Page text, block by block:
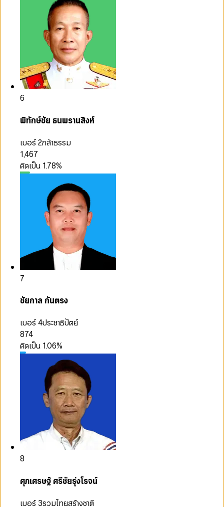
6
พิทักษ์ชัย ธนพรานสิงห์
เบอร์ 2กล้าธรรม
1,467
คิดเป็น 1.78%
7
ชัยกาล กันตรง
เบอร์ 4ประชาธิปัตย์
874
คิดเป็น 1.06%
8
ศุภเศรษฐ์ ศรีชัยรุ่งโรจน์
เบอร์ 3รวมไทยสร้างชาติ